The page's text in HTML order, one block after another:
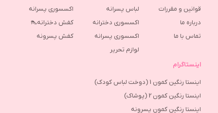
قوانین و مقررات
درباره ما
تماس با ما
لباس پسرانه
اکسسوری دخترانه
اکسسوری پسرانه
لوازم تحریر
اکسسوری پسرانه
کفش دخترانه👠
كفش پسرونه
اینستاگرام
اینستا رنگین کمون 1 (دوخت لباس کودک)
اینستا رنگین کمون 2 (پوشاک)
اینستا رنگین کمون پسرونه